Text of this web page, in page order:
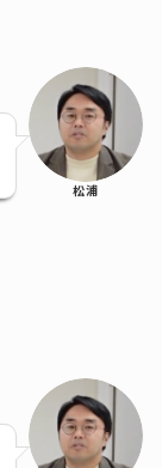
松浦